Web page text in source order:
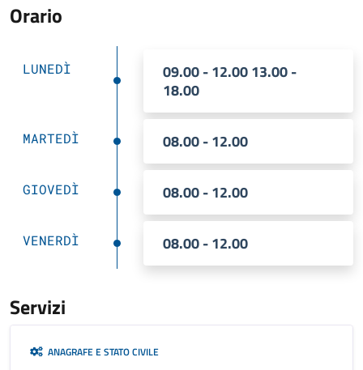
Orario
LUNEDÌ
09.00 - 12.00 13.00 -
18.00
MARTEDÌ 08.00 - 12.00
GIOVEDÌ 08.00 - 12.00
VENERDÌ 08.00 - 12.00
Servizi
ANAGRAFE E STATO CIVILE